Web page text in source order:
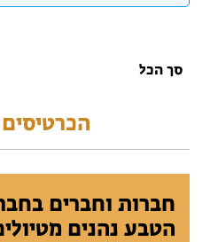
סך הכל
חברות וחברים
הטבע נהנים